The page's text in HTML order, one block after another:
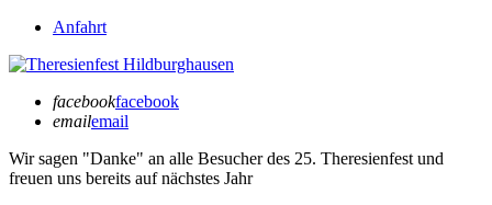
Anfahrt
facebookfacebook
emailemail
Wir sagen "Danke" an alle Besucher des 25. Theresienfest und
freuen uns bereits aufnächstes Jahr